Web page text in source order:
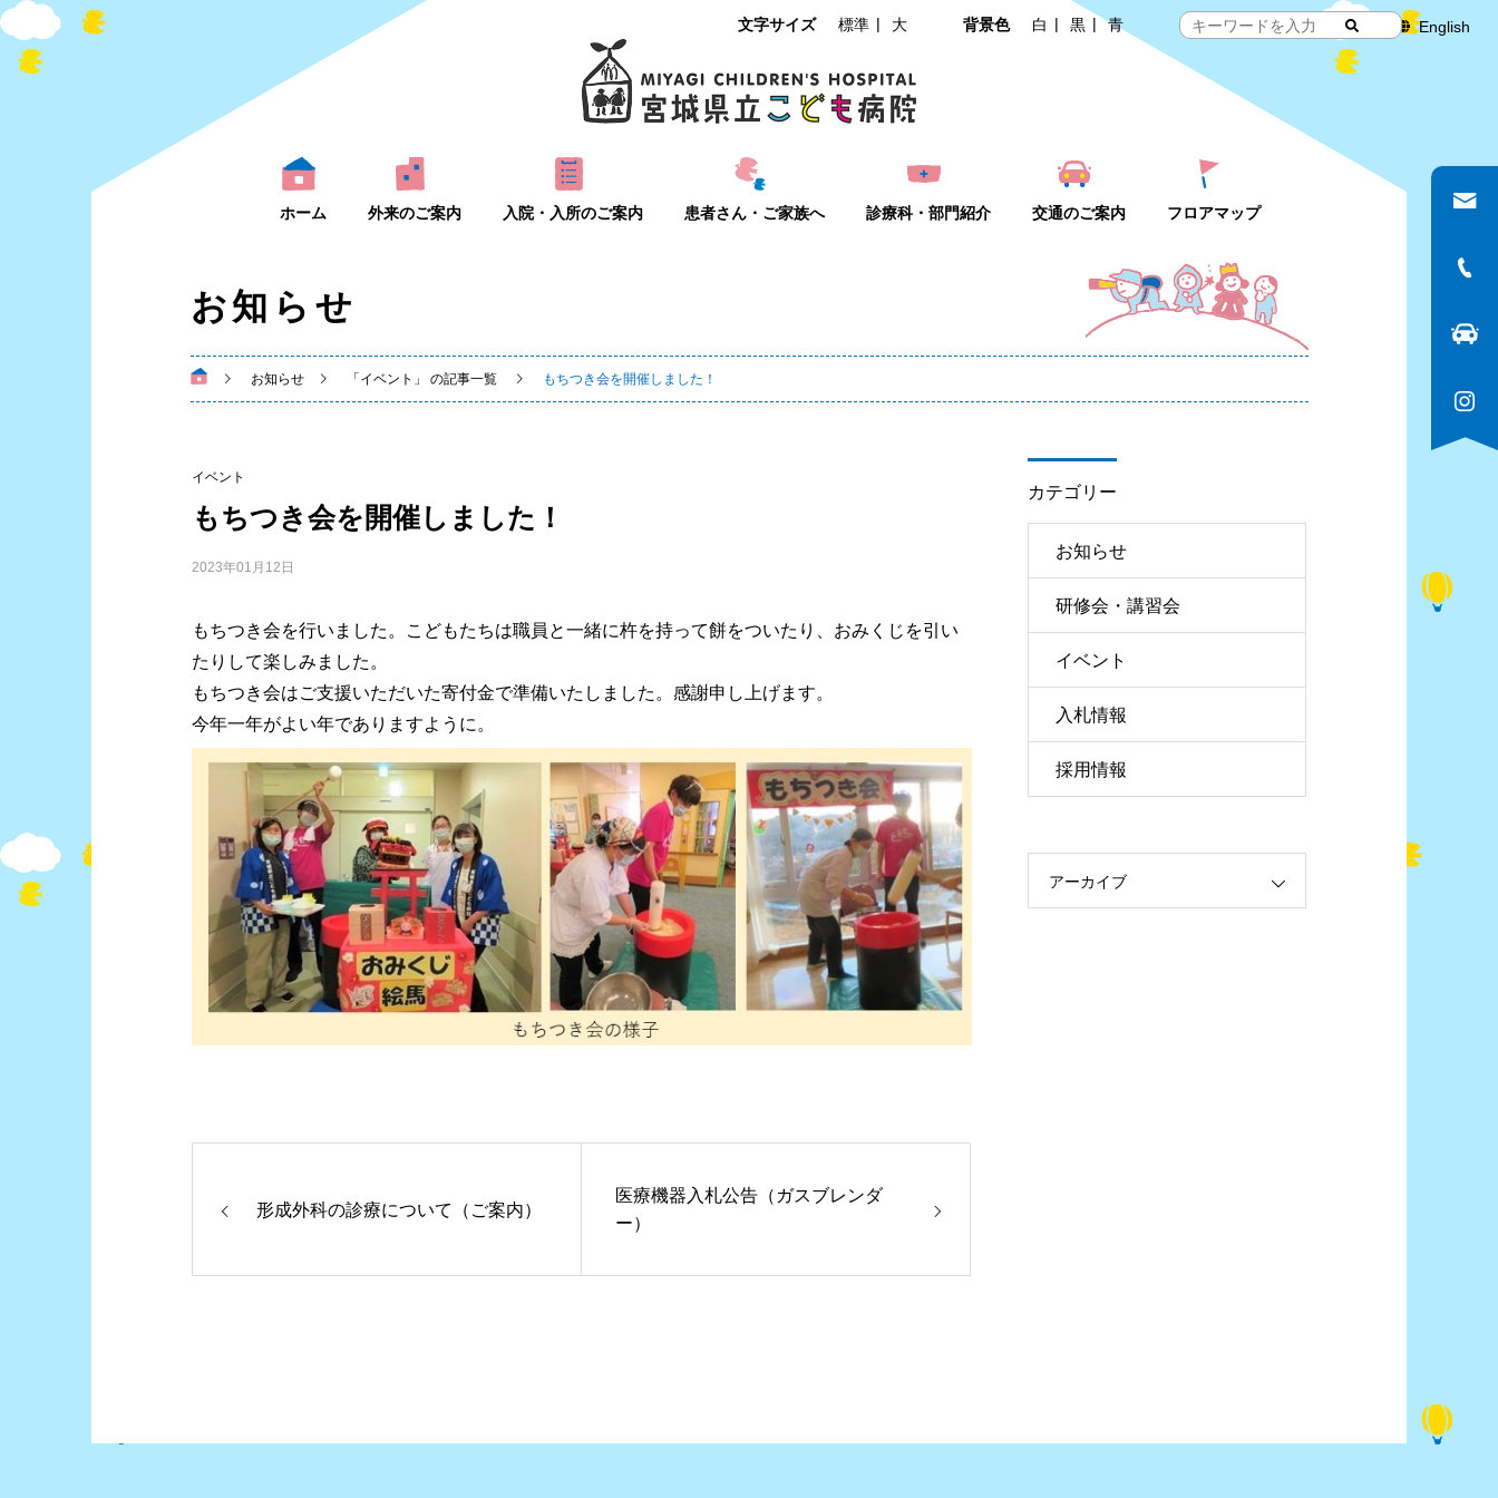
文字サイズ 標準 大 背景色 白 黒 青 English
ホーム 外来のご案内 入院・入所のご案内 患者さん・ご家族へ 診療科・部門紹介 交通のご案内 フロアマップ
お知らせ
お知らせ 「イベント」 の記事一覧 もちつき会を開催しました！
イベント
もちつき会を開催しました！
2023年01月12日
もちつき会を行いました。こどもたちは職員と一緒に杵を持って餅をついたり、おみくじを引い
たりして楽しみました。
もちつき会はご支援いただいた寄付金で準備いたしました。感謝申し上げます。
今年一年がよい年でありますように。
形成外科の診療について（ご案内）
医療機器入札公告（ガスブレンダ
ー）
カテゴリー
お知らせ
研修会・講習会
イベント
入札情報
採用情報
アーカイブ